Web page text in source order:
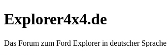
Explorer4x4.de
Das Forum zum Ford Explorer in deutscher Sprache